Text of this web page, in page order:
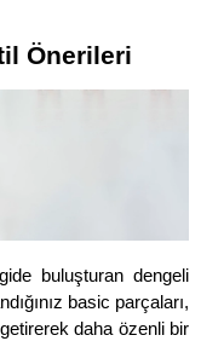
Önerileri
buluşturan dengeli
basic parçaları,
daha özenli bir